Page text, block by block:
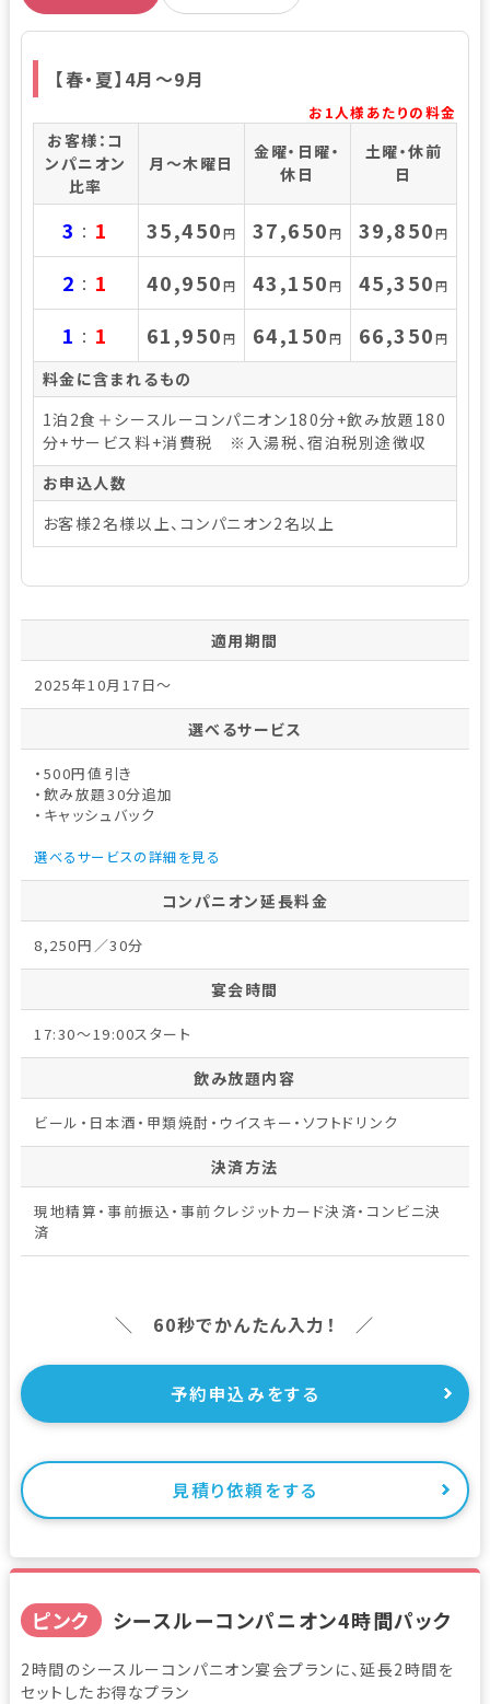
【春・夏】4月～9月
お1人様あたりの料金
お客様：コ
ンパニオン
比率
月～木曜日
金曜・日曜・
休日
土曜・休前
日
3 ： 1 35,450円 37,650円 39,850円
2 ： 1 40,950円 43,150円 45,350円
1 ： 1 61,950円 64,150円 66,350円
料金に含まれるもの
1泊2食＋シースルーコンパニオン180分+飲み放題180
分+サービス料+消費税 ※入湯税、宿泊税別途徴収
お申込人数
お客様2名様以上、コンパニオン2名以上
適用期間
2025年10月17日～
選べるサービス
・500円値引き
・飲み放題30分追加
・キャッシュバック
選べるサービスの詳細を見る
コンパニオン延長料金
8,250円／30分
宴会時間
17:30～19:00スタート
飲み放題内容
ビール・日本酒・甲類焼酎・ウイスキー・ソフトドリンク
決済方法
現地精算・事前振込・事前クレジットカード決済・コンビニ決
済
＼ 60秒でかんたん入力！ ／
予約申込みをする
見積り依頼をする
ピンク シースルーコンパニオン4時間パック
2時間のシースルーコンパニオン宴会プランに、延長2時間を
セットしたお得なプラン